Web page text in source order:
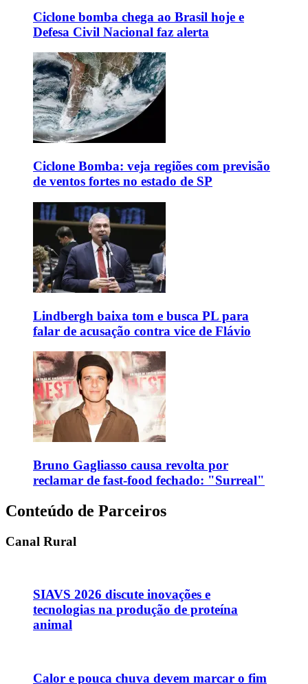
Ciclone bomba chega ao Brasil hoje e
Defesa Civil Nacional faz alerta
Ciclone Bomba: veja regiões com previsão
de ventos fortes no estado de SP
Lindbergh baixa tom e busca PL para
falar de acusação contra vice de Flávio
Bruno Gagliasso causa revolta por
reclamar de fast-food fechado: "Surreal"
Conteúdo de Parceiros
Canal Rural
SIAVS 2026 discute inovações e
tecnologias na produção de proteína
animal
Calor e pouca chuva devem marcar o fim